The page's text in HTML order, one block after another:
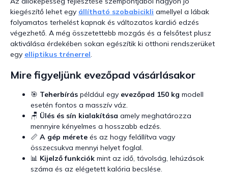
kiegészítő lehet egy állítható szobabicikli amellyel a lábak
folyamatos terhelést kapnak és változatos kardió edzés
végezhető. A még összetettebb mozgás és a felsőtest plusz
aktiválása érdekében sokan egészítik ki otthoni rendszerüket
egy elliptikus trénerrel.
Mire figyeljünk evezőpad vásárlásakor
🎯 Teherbírás például egy evezőpad 150 kg modell
esetén fontos a masszív váz.
🪑 Ülés és sín kialakítása amely meghatározza
mennyire kényelmes a hosszabb edzés.
📏 A gép mérete és az hogy felállítva vagy
összecsukva mennyi helyet foglal.
📊 Kijelző funkciók mint az idő, távolság, lehúzások
száma és az elégetett kalória becslése.